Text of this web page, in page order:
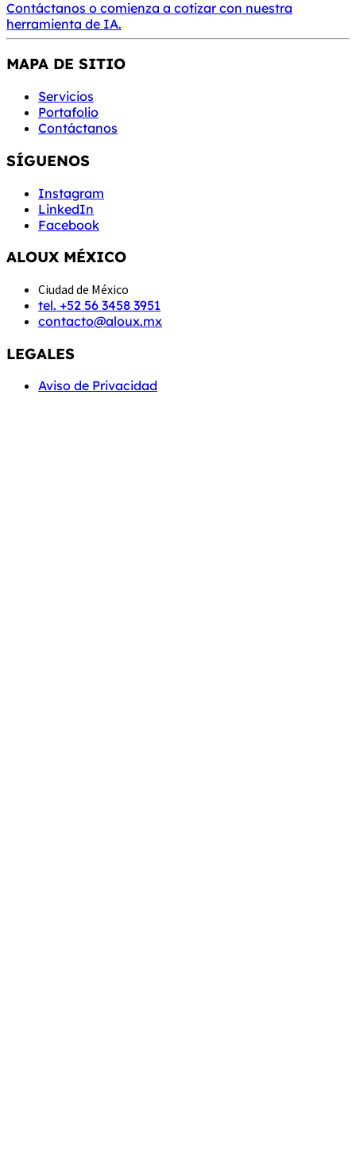
Contáctanos o comienza a cotizar con nuestra
herramienta de IA.
MAPA DE SITIO
Servicios
Portafolio
Contáctanos
SÍGUENOS
Instagram
LinkedIn
Facebook
ALOUX MÉXICO
Ciudad de México
tel. +52 56 3458 3951
contacto@aloux.mx
LEGALES
Aviso de Privacidad